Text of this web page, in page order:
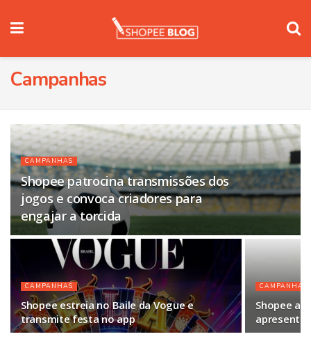
Campanhas
CAMPANHAS
Shopee patrocina transmissões dos
jogos e convoca criadores para
engajar a torcida
CAMPANHAS
Shopee estreia no Baile da Vogue e
transmite festa no app
CAMPANHAS
Shopee